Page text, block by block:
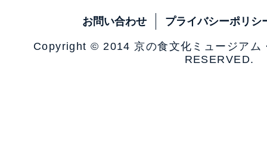
お問い合わせ プライバシーポリシ
Copyright © 2014 京の食文化ミュージア
RESERVED.